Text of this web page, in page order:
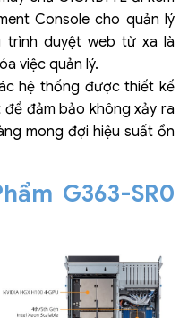
Console cho quản lý
trình duyệt web từ xa là
việc quản lý.
hệ thống được thiết kế
đảm bảo không xảy ra
mong đợi hiệu suất ổn
G363-SR0